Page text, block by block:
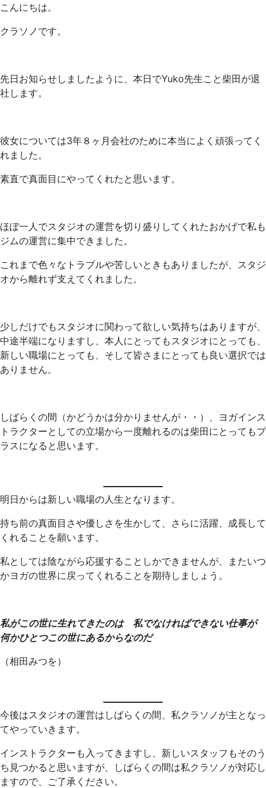
こんにちは。
クラソノです。
先日お知らせしましたように、本日でYuko先生こと柴田が退
社します。
彼女については3年８ヶ月会社のために本当によく頑張ってく
れました。
素直で真面目にやってくれたと思います。
ほぼ一人でスタジオの運営を切り盛りしてくれたおかげで私も
ジムの運営に集中できました。
これまで色々なトラブルや苦しいときもありましたが、スタジ
オから離れず支えてくれました。
少しだけでもスタジオに関わって欲しい気持ちはありますが、
中途半端になりますし、本人にとってもスタジオにとっても、
新しい職場にとっても、そして皆さまにとっても良い選択では
ありません。
しばらくの間（かどうかは分かりませんが・・）、ヨガインス
トラクターとしての立場から一度離れるのは柴田にとってもプ
ラスになると思います。
明日からは新しい職場の人生となります。
持ち前の真面目さや優しさを生かして、さらに活躍、成長して
くれることを願います。
私としては陰ながら応援することしかできませんが、またいつ
かヨガの世界に戻ってくれることを期待しましょう。
私がこの世に生れてきたのは 私でなければできない仕事が
何かひとつこの世にあるからなのだ
（相田みつを）
今後はスタジオの運営はしばらくの間、私クラソノが主となっ
てやっていきます。
インストラクターも入ってきますし、新しいスタッフもそのう
ち見つかると思いますが、しばらくの間は私クラソノが対応し
ますので、ご了承ください。